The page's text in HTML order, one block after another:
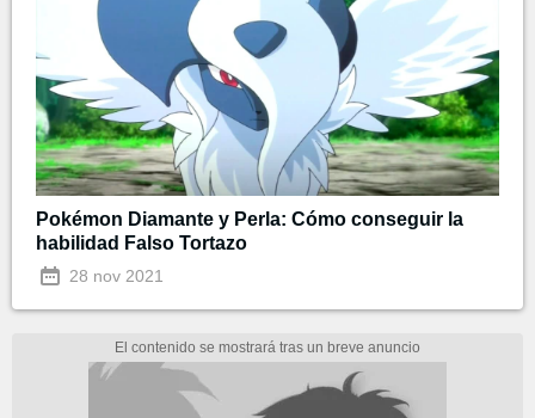
Pokémon Diamante y Perla: Cómo conseguir la
habilidad Falso Tortazo
28 nov 2021